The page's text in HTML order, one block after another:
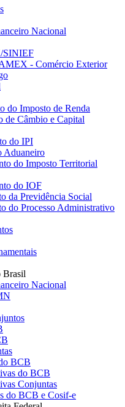
Nacional
SINIEF
- Comércio Exterior
do Imposto de Renda
Câmbio e Capital
do IPI
Aduaneiro
do Imposto Territorial
do IOF
da Previdência Social
do Processo Administrativo
Brasil
Nacional
BCB
do BCB
Conjuntas
do BCB e Cosif-e